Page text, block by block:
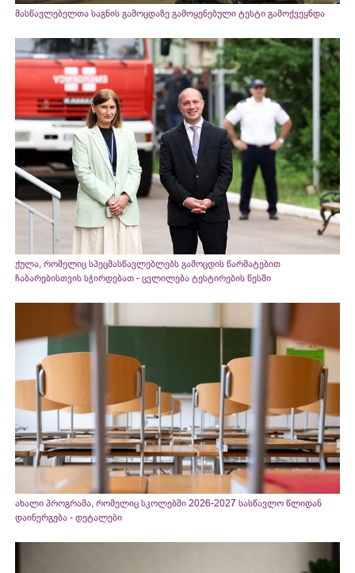
მასწავლებელთა საგნის გამოცდაზე გამოყენებული ტესტი გამოქვეყნდა
ქულა, რომელიც სპეცმასწავლებლებს გამოცდის წარმატებით
ჩაბარებისთვის სჭირდებათ - ცვლილება ტესტირების წესში
ახალი პროგრამა, რომელიც სკოლებში 2026-2027 სასწავლო წლიდან
დაინერგება - დეტალები